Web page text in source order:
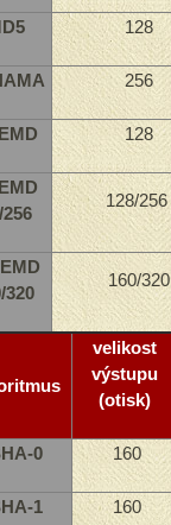
128
256
128
256
128/256
320
160/320
velikost
výstupu
(otisk)
0 160
1 160